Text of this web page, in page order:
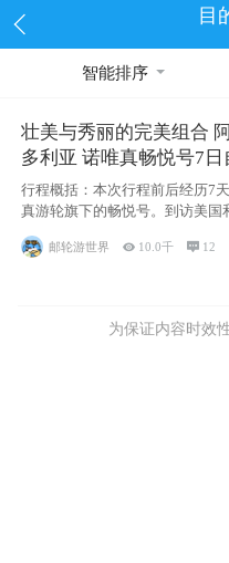
目
智能排序
壮美与秀丽的完美组合
多利亚 诺唯真畅悦号7日
行程概括：本次行程前后经历7
真游轮旗下的畅悦号。到访美国
个州/省：美国华盛顿州
邮轮游世界  10.0千  12
为保证内容时效